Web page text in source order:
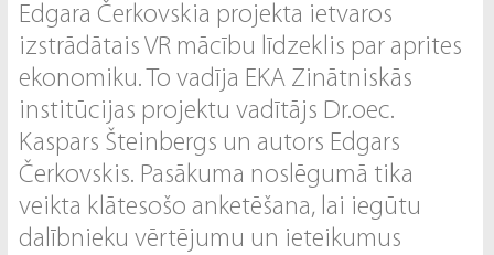
Edgara Čerkovskia projekta ietvaros
izstrādātais VR mācību līdzeklis par aprites
ekonomiku. To vadīja EKA Zinātniskās
institūcijas projektu vadītājs Dr.oec.
Kaspars Šteinbergs un autors Edgars
Čerkovskis. Pasākuma noslēgumā tika
veikta klātesošo anketēšana, lai iegūtu
dalībnieku vērtējumu un ieteikumus